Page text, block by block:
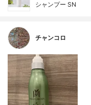
シャンプー SN
チャンコロ